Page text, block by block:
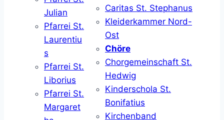
Julian
Pfarrei St.
Laurentiu
s
Pfarrei St.
Liborius
Pfarrei St.
Margaret
Caritas St. Stephanus
Kleiderkammer Nord-
Ost
Chöre
Chorgemeinschaft St.
Hedwig
Kinderschola St.
Bonifatius
Kirchenband